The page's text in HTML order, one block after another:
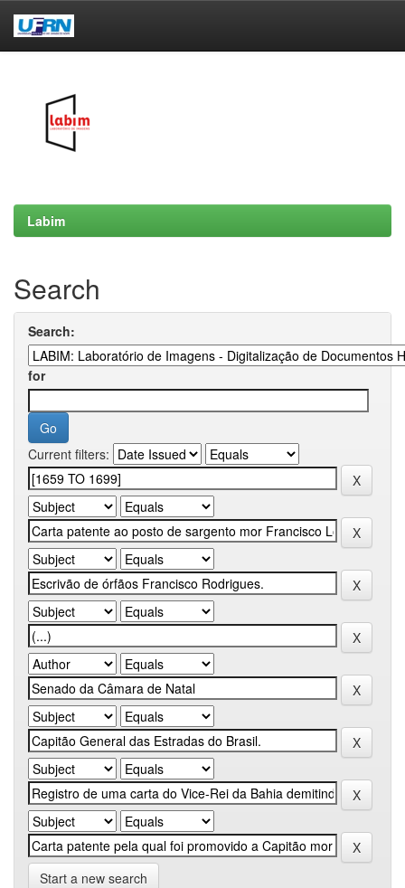
Labim
Search
Search:
for
Current filters:
Start a new search